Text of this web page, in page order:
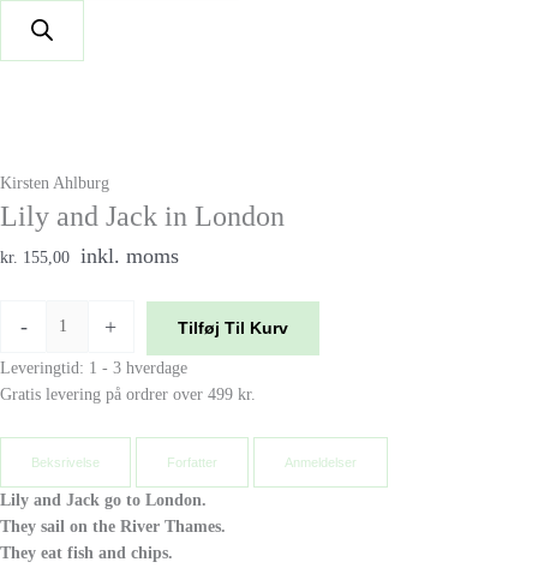
Kirsten Ahlburg
Lily and Jack in London
kr. 155,00 inkl. moms
- + Tilføj Til Kurv
Leveringtid: 1 - 3 hverdage
Gratis levering på ordrer over 499 kr.
Beksrivelse Forfatter Anmeldelser
Lily and Jack go to London.
They sail on the River Thames.
They eat fish and chips.